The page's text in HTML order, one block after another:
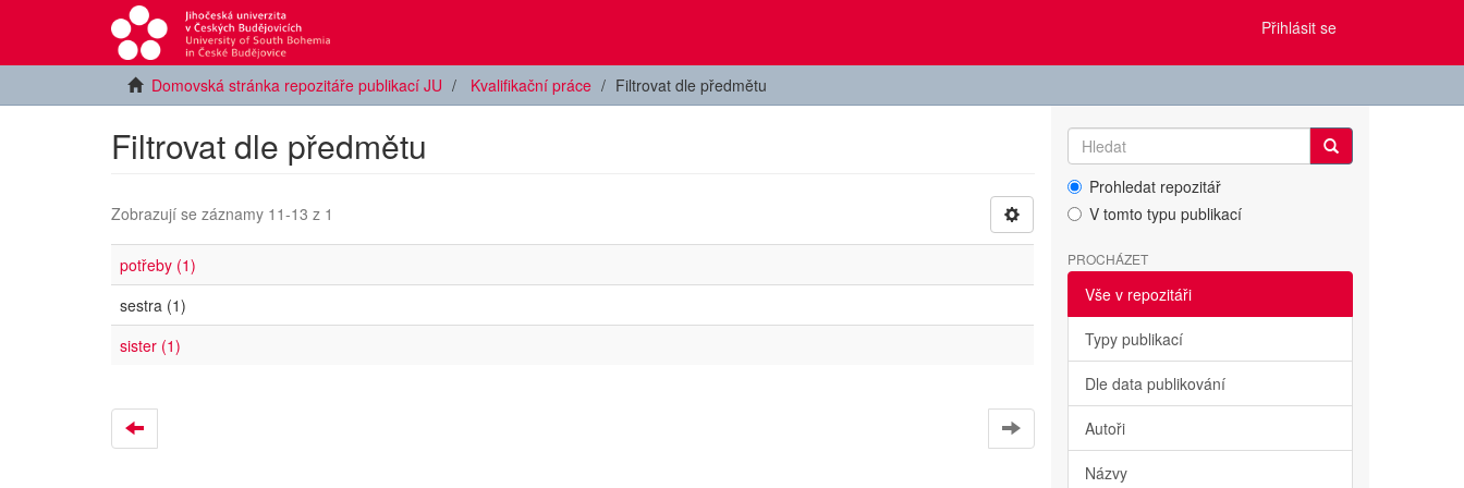
Přihlásit se
Domovská stránka repozitáře publikací JU Kvalifikační práce Filtrovat dle předmětu
Filtrovat dle předmětu
Zobrazují se záznamy 11-13 z 1
potřeby (1)
sestra (1)
sister (1)
Prohledat repozitář
V tomto typu publikací
PROCHÁZET
Vše v repozitáři
Typy publikací
Dle data publikování
Autoři
Názvy